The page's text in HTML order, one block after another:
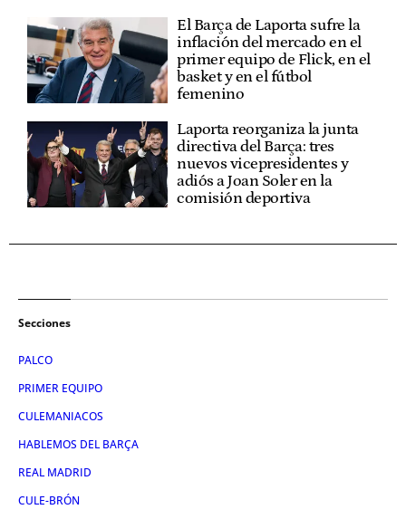
El Barça de Laporta sufre la
inflación del mercado en el
primer equipo de Flick, en el
basket y en el fútbol
femenino
Laporta reorganiza la junta
directiva del Barça: tres
nuevos vicepresidentes y
adiós a Joan Soler en la
comisión deportiva
Secciones
PALCO
PRIMER EQUIPO
CULEMANIACOS
HABLEMOS DEL BARÇA
REAL MADRID
CULE-BRÓN